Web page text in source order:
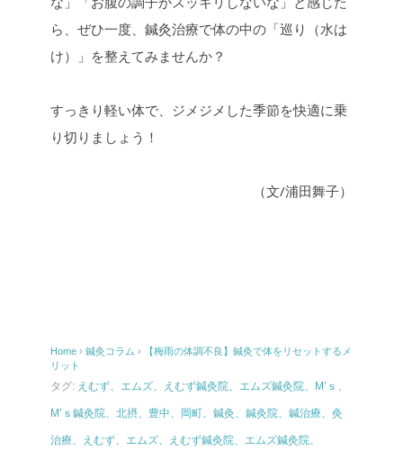
ら、ぜひ一度、鍼灸治療で体の中の「巡り（水は
け）」を整えてみませんか？
すっきり軽い体で、ジメジメした季節を快適に乗
り切りましょう！
（文/浦田舞子）
Home › 鍼灸コラム ›
【梅雨の体調不良】鍼灸で体をリセットするメ
リット
タグ: えむず、エムズ、えむず鍼灸院、エムズ鍼灸院、M’ｓ、
M’ｓ鍼灸院、北摂、豊中、岡町、鍼灸、鍼灸院、鍼治療、灸
治療、えむず、エムズ、えむず鍼灸院、エムズ鍼灸院、